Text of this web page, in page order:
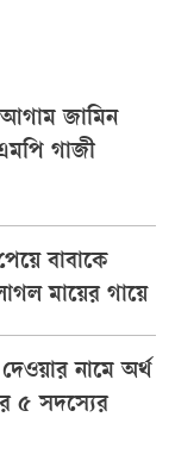
আগাম জামিন
গাজী
বাবাকে
মায়ের গায়ে
নামে অর্থ
৫ সদস্যের